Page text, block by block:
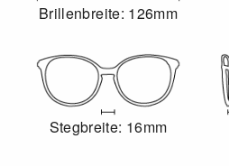
Brillenbreite: 126mm
Stegbreite: 16mm